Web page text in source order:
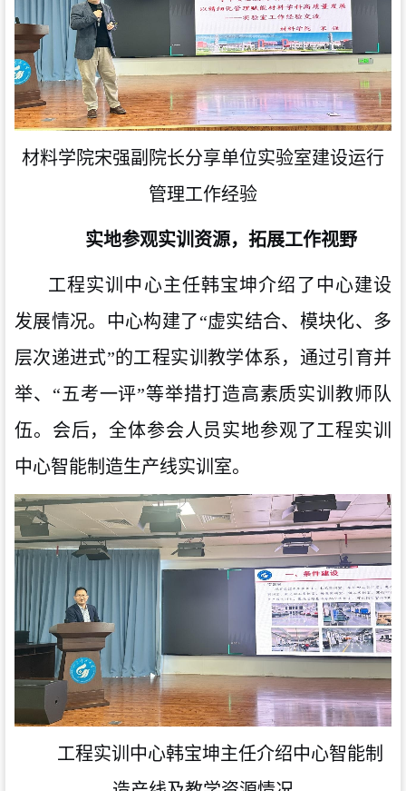
材料学院宋强副院长分享单位实验室建设运行
管理工作经验
实地参观实训资源，拓展工作视野
工程实训中心主任韩宝坤介绍了中心建设
发展情况。中心构建了“虚实结合、模块化、多
层次递进式”的工程实训教学体系，通过引育并
举、“五考一评”等举措打造高素质实训教师队
伍。会后，全体参会人员实地参观了工程实训
中心智能制造生产线实训室。
工程实训中心韩宝坤主任介绍中心智能制